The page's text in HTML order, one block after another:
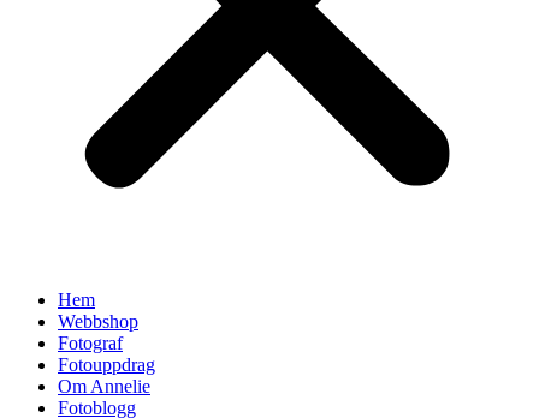
Hem
Webbshop
Fotograf
Fotouppdrag
Om Annelie
Fotoblogg